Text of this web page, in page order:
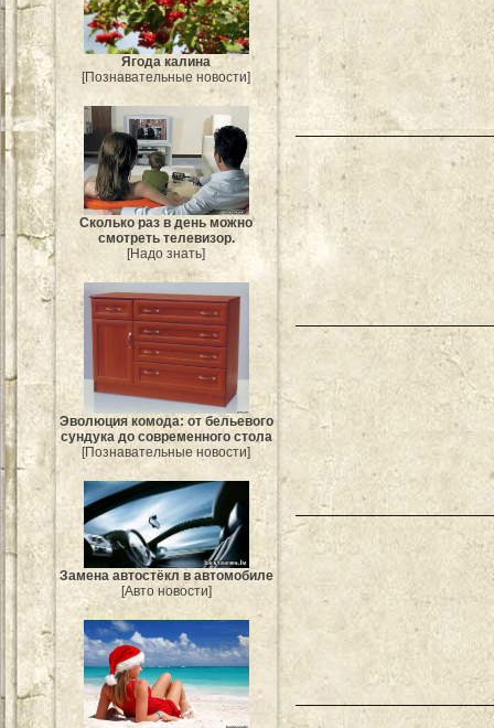
Ягода калина
[Познавательные новости]
Сколько раз в день можно
смотреть телевизор.
[Надо знать]
Эволюция комода: от бельевого
сундука до современного стола
[Познавательные новости]
Замена автостёкл в автомобиле
[Авто новости]